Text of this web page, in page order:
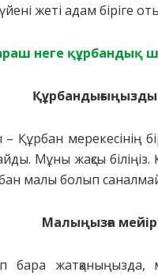
жеті адам біріге
неге құрбандық
Құрбан мерекесінің
Мұны жақсы
малы болып
Малыңызға
бара жатқаныңызда,